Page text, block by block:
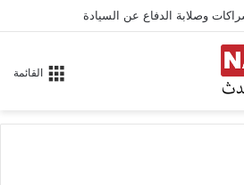
وصلابة الدفاع عن السيادة
القائمة